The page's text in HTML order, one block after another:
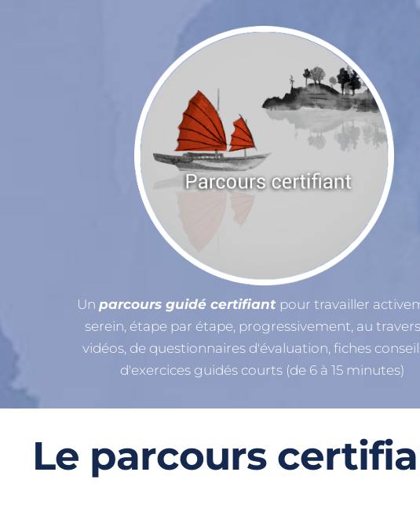
Un parcours guidé certifiant pour travailler
serein, étape par étape, progressivement, au
vidéos, de questionnaires d'évaluation, fiches
d'exercices guidés courts (de 6 à 15 minutes)
Le parcours